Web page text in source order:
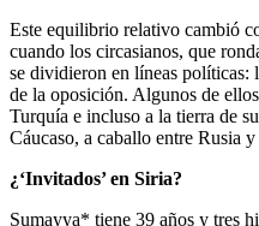
Este equilibrio relativo cambió
cuando los circasianos, que
se dividieron en líneas políticas:
de la oposición. Algunos de
Turquía e incluso a la tierra de
Cáucaso, a caballo entre Rusia
¿‘Invitados’ en Siria?
Sumayya* tiene 39 años y tres